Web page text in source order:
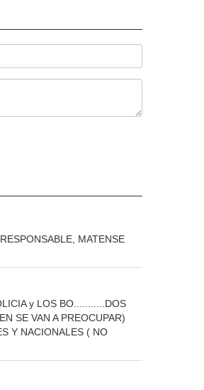
MATENSE
y LOS BO...........DOS
SE VAN A PREOCUPAR)
Y NACIONALES ( NO